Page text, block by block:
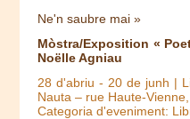
Ne'n saubre mai »
Mòstra/Exposition «
Noëlle Agniau
28 d'abriu - 20 de junh |
Nauta – rue Haute-
Categoria d'eveniment: